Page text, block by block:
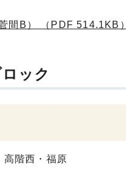
間B） （PDF 514.1KB）
ック
高階西・福原